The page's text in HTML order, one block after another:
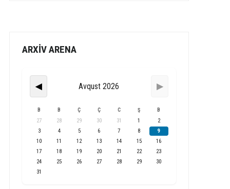
ARXİV ARENA
◀ Avqust 2026 ▶
B B Ç Ç C Ş B
27 28 29 30 31 1
2
3
4 5 6 7 8
9
10
11 12 13 14 15
16
17
18 19 20 21 22
23
24
25 26 27 28 29
30
31